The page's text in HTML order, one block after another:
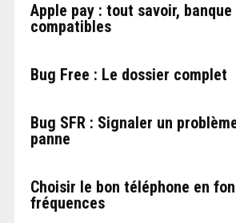
Apple pay : tout savoir,
compatibles
Bug Free : Le dossier complet
Bug SFR : Signaler un
panne
Choisir le bon téléphone en
fréquences